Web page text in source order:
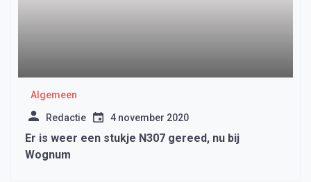
Algemeen
Redactie 4 november 2020
Er is weer een stukje N307 gereed, nu bij
Wognum